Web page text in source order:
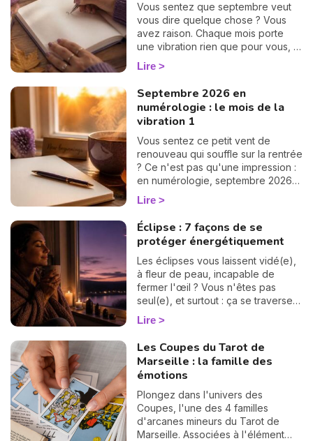
Vous sentez que septembre veut
vous dire quelque chose ? Vous
avez raison. Chaque mois porte
une vibration rien que pour vous, et
il suffit d'un petit calcul de 30
secondes pour la révéler. Suivez le
personnel, puis votre mission de
septembre, chiffre par chiffre. 🔢
Lire
Septembre 2026 en
numérologie : le mois de la
vibration 1
Vous sentez ce petit vent de
renouveau qui souffle sur la rentrée
? Ce n'est pas qu'une impression :
en numérologie, septembre 2026
vibre sur le 1, le chiffre des
commencements. Après un mois
d'août tourné vers les bilans, place
à la page blanche. On vous raconte
le climat de ce mois pas comme les
autres. 🌱
Lire
Éclipse : 7 façons de se
protéger énergétiquement
Les éclipses vous laissent vidé(e),
à fleur de peau, incapable de
fermer l'œil ? Vous n'êtes pas
seul(e), et surtout : ça se traverse
en douceur. Voici 7 gestes simples
et bienveillants pour vous protéger
calme intérieur. 🛡️🌒
Lire
Les Coupes du Tarot de
Marseille : la famille des
émotions
Plongez dans l'univers des
Coupes, l'une des 4 familles
d'arcanes mineurs du Tarot de
Marseille. Associées à l'élément